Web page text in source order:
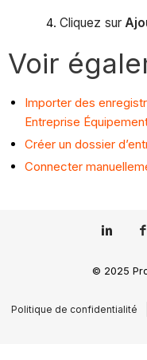
Cliquez sur
Voir
Importer des
Entreprise
Créer un dossier
Connecter
© 2025
Politique de confidentialité